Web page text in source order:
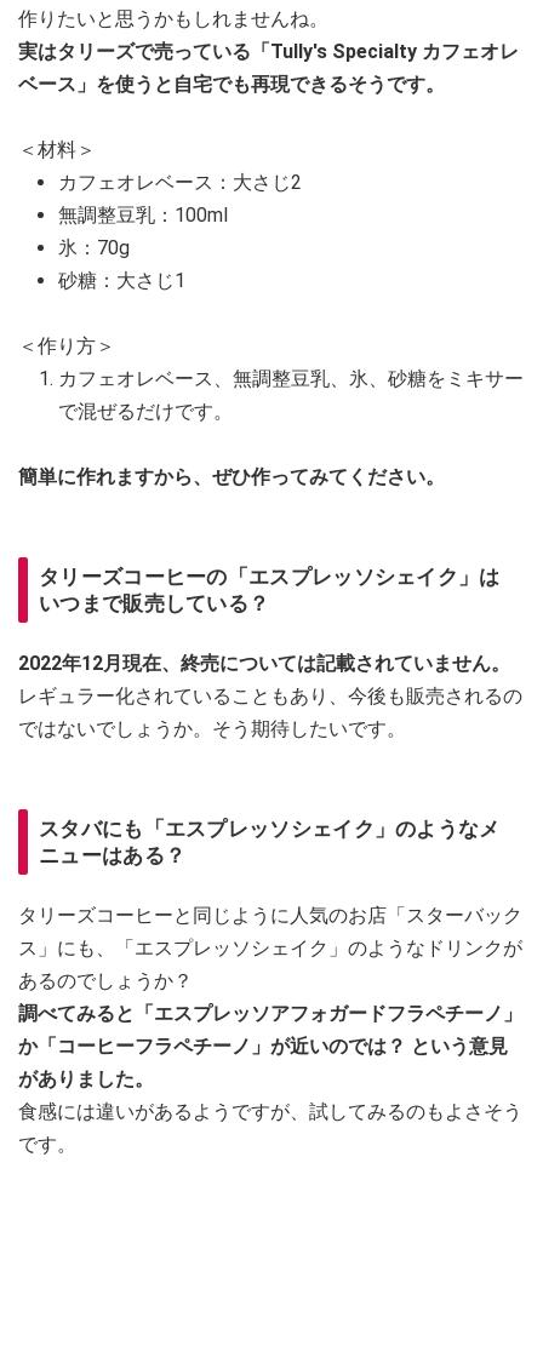
作りたいと思うかもしれませんね。
実はタリーズで売っている「Tully's Specialty カフェオレ
ベース」を使うと自宅でも再現できるそうです。
＜材料＞
カフェオレベース：大さじ2
無調整豆乳：100ml
氷：70g
砂糖：大さじ1
＜作り方＞
カフェオレベース、無調整豆乳、氷、砂糖をミキサー
で混ぜるだけです。
簡単に作れますから、ぜひ作ってみてください。
タリーズコーヒーの「エスプレッソシェイク」は
いつまで販売している？
2022年12月現在、終売については記載されていません。
レギュラー化されていることもあり、今後も販売されるの
ではないでしょうか。そう期待したいです。
スタバにも「エスプレッソシェイク」のようなメ
ニューはある？
タリーズコーヒーと同じように人気のお店「スターバック
ス」にも、「エスプレッソシェイク」のようなドリンクが
あるのでしょうか？
調べてみると「エスプレッソアフォガードフラペチーノ」
か「コーヒーフラペチーノ」が近いのでは？ という意見
がありました。
食感には違いがあるようですが、試してみるのもよさそう
です。